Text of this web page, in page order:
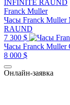
Franck Muller
Часы Franck
RAUND
7 300 $
Часы Franck Muller
8 000 $
Онлайн-заявка